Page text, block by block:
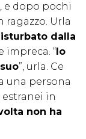
e dopo pochi
ragazzo. Urla
dalla
impreca. “ Io
”, urla. Ce
una persona
in
non ha